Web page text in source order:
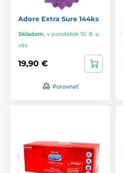
Adore Extra Sure 144ks
Skladom, v pondelok 10. 8. u
vás
19,90 €
Porovnať